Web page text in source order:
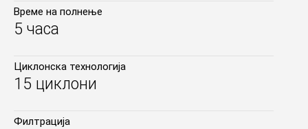
Време на полнење
5 часа
Циклонска технологија
15 циклони
Филтрација